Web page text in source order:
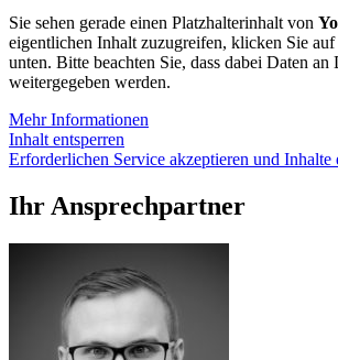
Sie sehen gerade einen Platzhalterinhalt von
eigentlichen Inhalt zuzugreifen, klicken Sie
unten. Bitte beachten Sie, dass dabei Daten an
weitergegeben werden.
Mehr Informationen
Inhalt entsperren
Erforderlichen Service akzeptieren und Inhalte
Ihr Ansprechpartner